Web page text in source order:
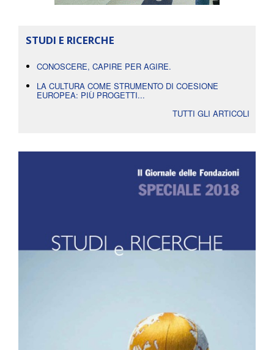
STUDI E RICERCHE
CONOSCERE, CAPIRE PER AGIRE.
LA CULTURA COME STRUMENTO DI COESIONE
EUROPEA: PIÙ PROGETTI...
TUTTI GLI ARTICOLI